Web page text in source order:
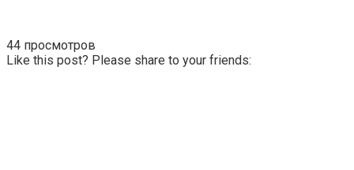
44 просмотров
Like this post? Please share to your friends: